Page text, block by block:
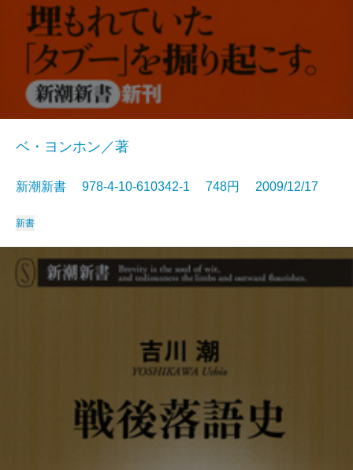
ベ・ヨンホン／著
新潮新書 978-4-10-610342-1 748円 2009/12/17
新書